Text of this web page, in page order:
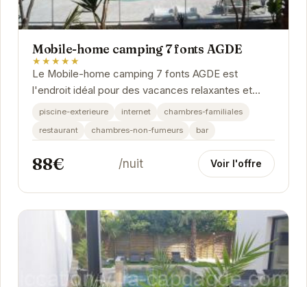
Mobile-home camping 7 fonts AGDE
★★★★★
Le Mobile-home camping 7 fonts AGDE est
l'endroit idéal pour des vacances relaxantes et
divertissantes. Avec sa piscine extérieure, son
piscine-exterieure internet
chambres-familiales
restaurant
chambres-non-fumeurs bar
88€ /nuit Voir l'offre